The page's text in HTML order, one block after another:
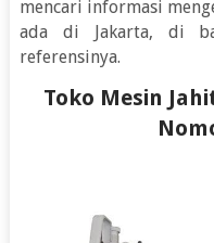
mencari informasi
ada di Jakarta, di
referensinya.
Toko Mesin